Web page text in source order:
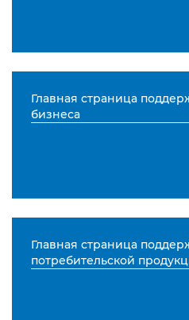
Главная страница
бизнеса
Главная страница
потребительской